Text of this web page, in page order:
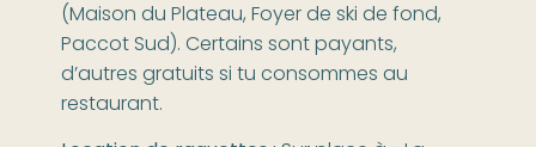
(Maison du Plateau, Foyer de ski de fond,
Paccot Sud). Certains sont payants,
d’autres gratuits si tu consommes au
restaurant.